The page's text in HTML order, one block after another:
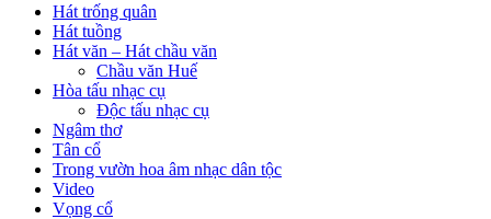
Hát trống quân
Hát tuồng
Hát văn – Hát chầu văn
Chầu văn Huế
Hòa tấu nhạc cụ
Độc tấu nhạc cụ
Ngâm thơ
Tân cổ
Trong vườn hoa âm nhạc dân tộc
Video
Vọng cổ